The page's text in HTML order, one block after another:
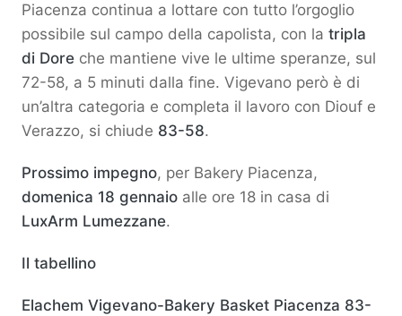
Piacenza continua a lottare con tutto l’orgoglio
possibile sul campo della capolista, con la tripla
di Dore che mantiene vive le ultime speranze, sul
72-58, a 5 minuti dalla fine. Vigevano però è di
un’altra categoria e completa il lavoro con Diouf e
Verazzo, si chiude 83-58.
Prossimo impegno, per Bakery Piacenza,
domenica 18 gennaio alle ore 18 in casa di
LuxArm Lumezzane.
Il tabellino
Elachem Vigevano-Bakery Basket Piacenza 83-